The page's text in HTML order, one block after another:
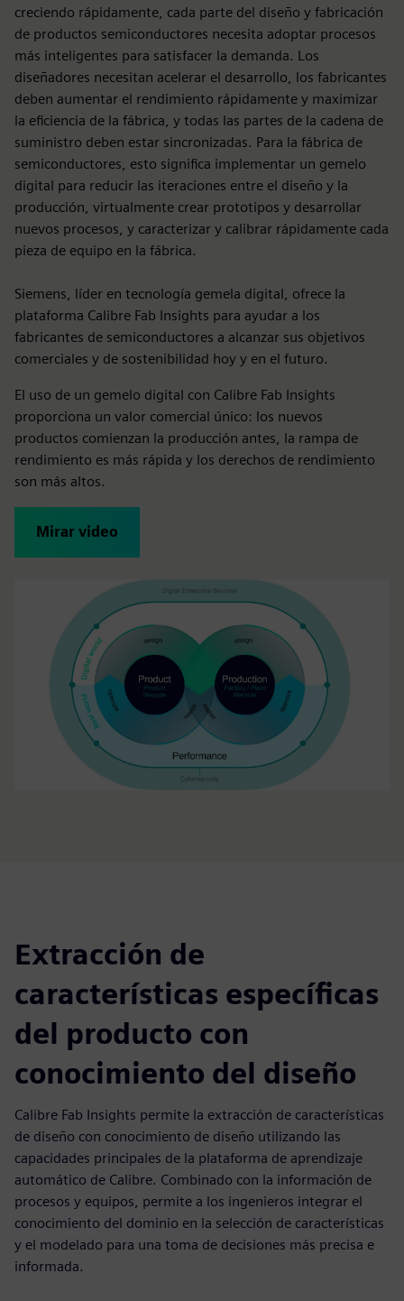
creciendo rápidamente, cada parte del diseño y fabricación
de productos semiconductores necesita adoptar procesos
más inteligentes para satisfacer la demanda. Los
diseñadores necesitan acelerar el desarrollo, los fabricantes
deben aumentar el rendimiento rápidamente y maximizar
la eficiencia de la fábrica, y todas las partes de la cadena de
suministro deben estar sincronizadas. Para la fábrica de
semiconductores, esto significa implementar un gemelo
digital para reducir las iteraciones entre el diseño y la
producción, virtualmente crear prototipos y desarrollar
nuevos procesos, y caracterizar y calibrar rápidamente cada
pieza de equipo en la fábrica.
Siemens, líder en tecnología gemela digital, ofrece la
plataforma Calibre Fab Insights para ayudar a los
fabricantes de semiconductores a alcanzar sus objetivos
comerciales y de sostenibilidad hoy y en el futuro.
El uso de un gemelo digital con Calibre Fab Insights
proporciona un valor comercial único: los nuevos
productos comienzan la producción antes, la rampa de
rendimiento es más rápida y los derechos de rendimiento
son más altos.
Mirar video
Extracción de
características específicas
del producto con
conocimiento del diseño
Calibre Fab Insights permite la extracción de características
de diseño con conocimiento de diseño utilizando las
capacidades principales de la plataforma de aprendizaje
automático de Calibre. Combinado con la información de
procesos y equipos, permite a los ingenieros integrar el
conocimiento del dominio en la selección de características
y el modelado para una toma de decisiones más precisa e
informada.